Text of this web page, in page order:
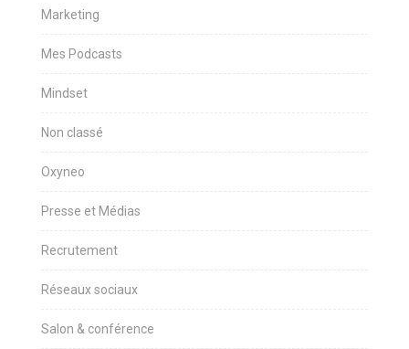
Marketing
Mes Podcasts
Mindset
Non classé
Oxyneo
Presse et Médias
Recrutement
Réseaux sociaux
Salon & conférence